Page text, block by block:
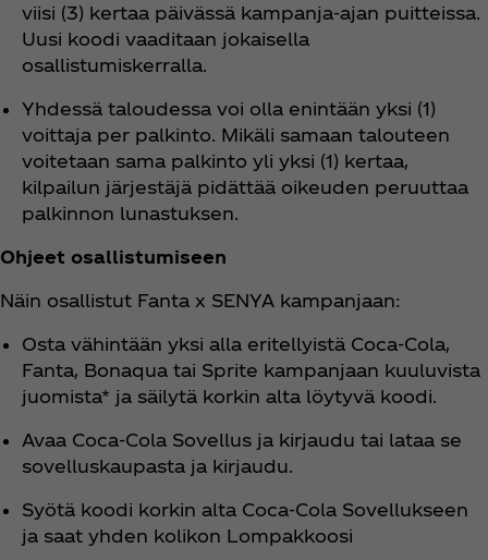
viisi (3) kertaa päivässä kampanja-ajan puitteissa.
Uusi koodi vaaditaan jokaisella
osallistumiskerralla.
Yhdessä taloudessa voi olla enintään yksi (1)
voittaja per palkinto. Mikäli samaan talouteen
voitetaan sama palkinto yli yksi (1) kertaa,
kilpailun järjestäjä pidättää oikeuden peruuttaa
palkinnon lunastuksen.
Ohjeet osallistumiseen
Näin osallistut Fanta x SENYA kampanjaan:
Osta vähintään yksi alla eritellyistä Coca‑Cola,
Fanta, Bonaqua tai Sprite kampanjaan kuuluvista
juomista* ja säilytä korkin alta löytyvä koodi.
Avaa Coca‑Cola Sovellus ja kirjaudu tai lataa se
sovelluskaupasta ja kirjaudu.
Syötä koodi korkin alta Coca‑Cola Sovellukseen
ja saat yhden kolikon Lompakkoosi